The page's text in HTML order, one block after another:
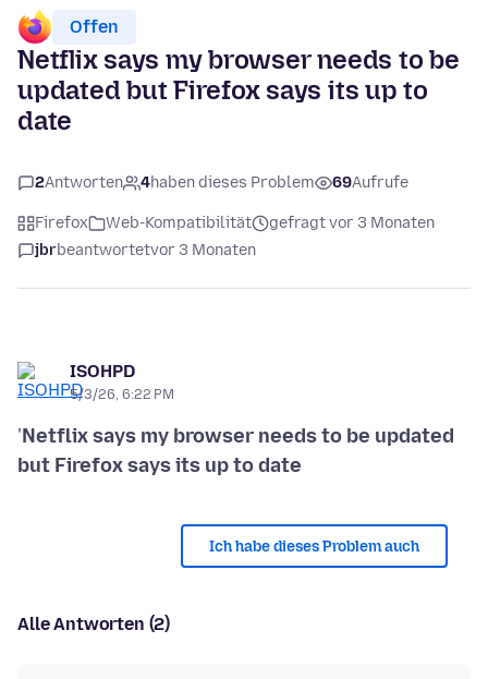
Offen
Netflix says my browser needs to be
updated but Firefox says its up to
date
2Antworten 4haben dieses Problem 69Aufrufe
Firefox Web-Kompatibilität
gefragt vor 3 Monaten
jbrbeantwortetvor 3 Monaten
ISOHPD
5/3/26, 6:22 PM
'Netflix says my browser needs to be updated
but Firefox says its up to date
Ich habe dieses Problem auch
Alle Antworten (2)